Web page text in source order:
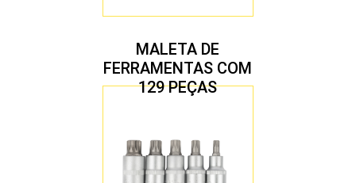
MALETA DE
FERRAMENTAS COM
129 PEÇAS